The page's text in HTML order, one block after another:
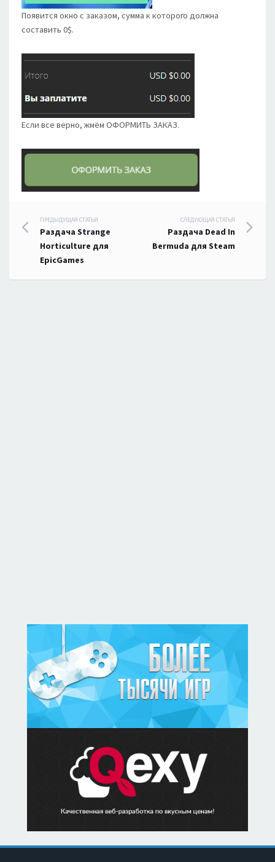
Появится окно с заказом, сумма к которого должна
составить 0$.
Если все верно, жмём ОФОРМИТЬ ЗАКАЗ.
Навигация
по
записям
ПРЕДЫДУЩАЯ СТАТЬЯ
Раздача Strange
Horticulture для
EpicGames
СЛЕДУЮЩАЯ СТАТЬЯ
Раздача Dead In
Bermuda для Steam